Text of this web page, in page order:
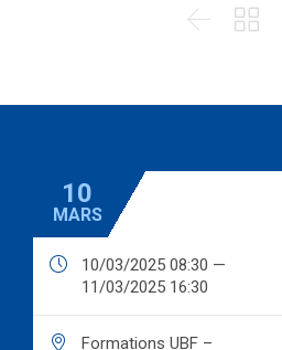
 
10
MARS

10/03/2025 08:30 —
11/03/2025 16:30

Formations UBF –